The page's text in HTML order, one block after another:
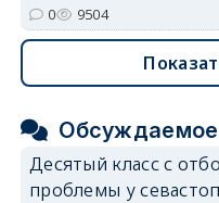
0 9504
Обсуждаемое
Десятый класс с
проблемы у